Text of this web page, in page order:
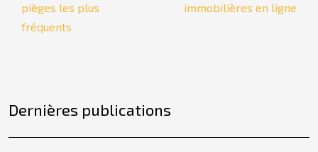
pièges les plus
fréquents
immobilières en ligne
Dernières publications